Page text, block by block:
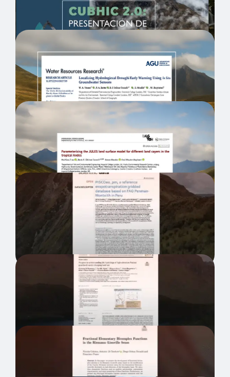
Localizing Hydrological Drought Early
Warning Using In Situ Groundwater
Sensors
Parameterizing the JULES land surface
model for different land covers in the
tropical Andes
PISCOeo_pm, a reference
evapotranspiration gridded database
based on FAO Penman-Monteith in
Ecohydrology and ecosystem services
of a natural and an artificial bofedal
wetland in the central Andes
Fractional Multicomplex Polynomials